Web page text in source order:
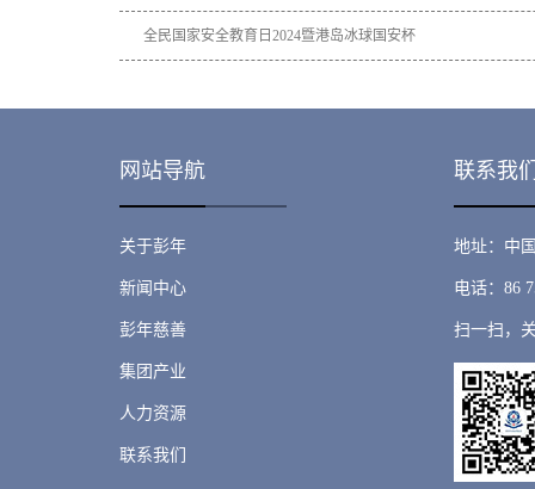
全民国家安全教育日2024暨港岛冰球国安杯
网站导航 联系我
关于彭年
新闻中心
彭年慈善
集团产业
人力资源
联系我们
地址：中
电话：86
扫一扫，